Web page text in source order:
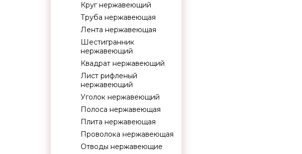
Круг нержавеющий
Труба нержавеющая
Лента нержавеющая
Шестигранник
нержавеющий
Квадрат нержавеющий
Лист рифленый
нержавеющий
Уголок нержавеющий
Полоса нержавеющая
Плита нержавеющая
Проволока нержавеющая
Отводы нержавеющие